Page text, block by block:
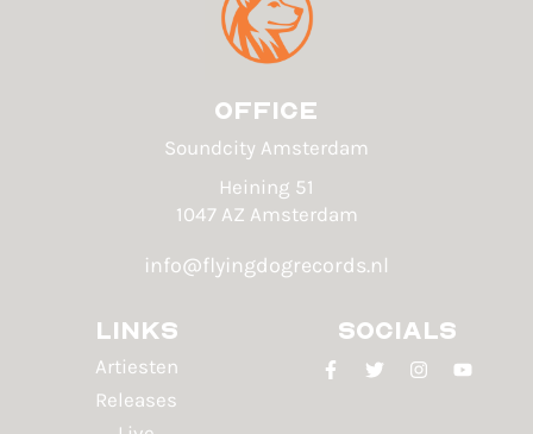
Office
Soundcity Amsterdam
Heining 51
1047 AZ Amsterdam
info@flyingdogrecords.nl
Links
Artiesten
Releases
Socials